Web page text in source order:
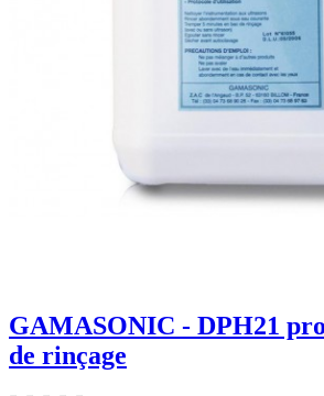
GAMASONIC - DPH21
de rinçage